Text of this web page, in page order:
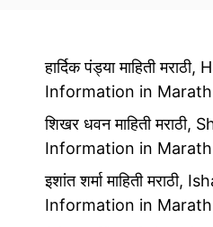
हार्दिक पंड्या माहिती
Information in
शिखर धवन माहिती
Information in
इशांत शर्मा माहिती मराठी,
Information in